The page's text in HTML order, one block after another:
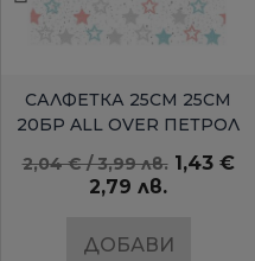
БЪРЗ ПРЕГЛЕД
САЛФЕТКА 25СМ 25СМ
20БР ALL OVER ПЕТРОЛ
2,04 € / 3,99 лв. 1,43 €
2,79 лв.
ДОБАВИ